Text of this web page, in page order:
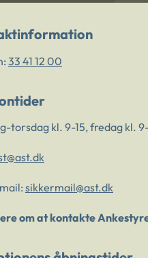
33 41 12 00
torsdag kl. 9-15, fredag kl.
sikkermail@ast.dk
om at kontakte